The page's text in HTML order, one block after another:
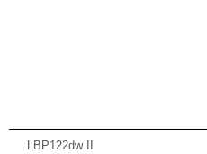
LBP122dw II